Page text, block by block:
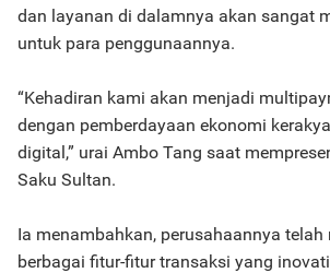
dan layanan di dalamnya akan sangat
untuk para penggunaannya.
“Kehadiran kami akan menjadi
dengan pemberdayaan ekonomi
digital,” urai Ambo Tang saat
Saku Sultan.
Ia menambahkan, perusahaannya telah
berbagai fitur-fitur transaksi yang